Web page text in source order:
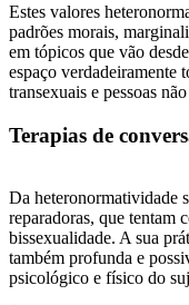
Estes valores
padrões morais,
em tópicos que vão
espaço verdadeiramente
transexuais e pessoas
Terapias de
Da heteronormatividade
reparadoras, que tentam
bissexualidade. A sua
também profunda e
psicológico e físico do